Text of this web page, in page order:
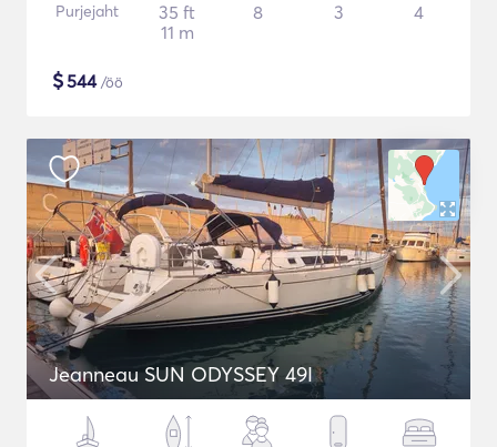
Purjejaht
35 ft
11 m
8 3 4
$544/öö
Jeanneau SUN ODYSSEY 49I